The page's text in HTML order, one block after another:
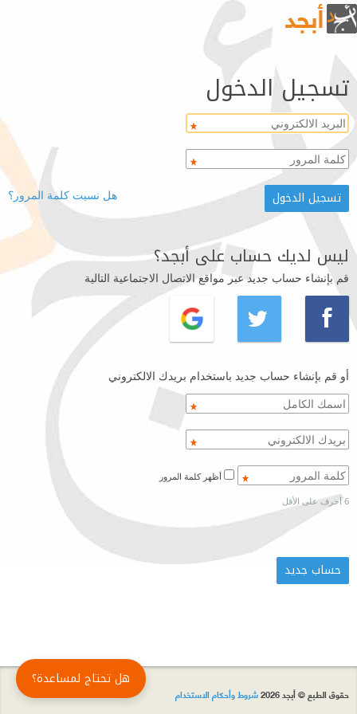
تسجيل الدخول
هل نسيت كلمة المرور؟
ليس لديك حساب على أبجد؟
قم بإنشاء حساب جديد عبر مواقع الاتصال الاجتماعية التالية
أو قم بإنشاء حساب جديد باستخدام بريدك الالكتروني
6 أحرف على الأقل
حقوق الطبع © أبجد 2026 شروط وأحكام الاستخدام
هل تحتاج لمساعدة؟